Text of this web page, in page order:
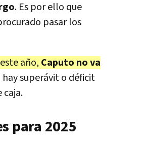
. Es por ello que
pasar los
año, Caputo no va
hay superávit o déficit
caja.
para 2025